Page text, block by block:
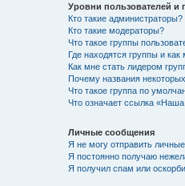
Уровни пользователей и
Кто такие администраторы?
Кто такие модераторы?
Что такое группы
Где находятся группы и
Как мне стать лидером
Почему названия
Что такое группа по
Что означает ссылка
Личные сообщения
Я не могу отправить
Я постоянно получаю
Я получил спам или